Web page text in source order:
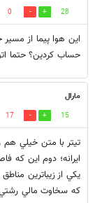
28
0
حساب کردین؟ حتما
مارال
15
17
تيتر با متن خيلي هم
ايرانه؛ دوم اين كه
يكي از زيباترين
كه سخاوت مالي رشتي